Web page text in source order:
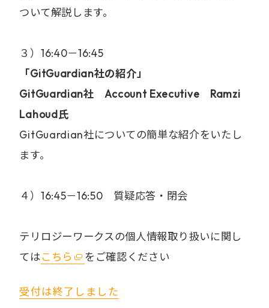
ついて解説します。
３）16:40－16:45
「GitGuardian社の紹介」
GitGuardian社 Account Executive Ramzi
Lahoud氏
GitGuardian社についての簡単な紹介をいたし
ます。
４）16:45－16:50 質疑応答・閉会
テリロジーワークスの個人情報取り扱いに関し
てはこちら をご確認ください
受付は終了しました